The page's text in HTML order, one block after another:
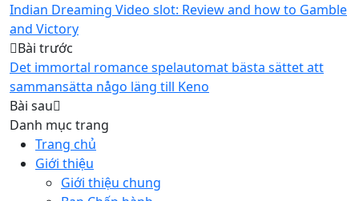
Indian Dreaming Video slot: Review and how to Gamble
and Victory
Bài trước
Det immortal romance spelautomat bästa sättet att
sammansätta någo läng till Keno
Bài sau
Danh mục trang
Trang chủ
Giới thiệu
Giới thiệu chung